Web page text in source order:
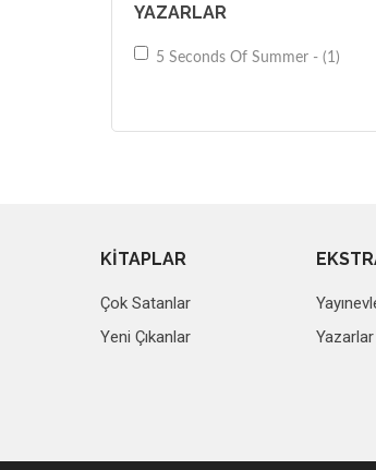
YAZARLAR
5 Seconds Of Summer - (1)
KİTAPLAR
Çok Satanlar
Yeni Çıkanlar
Yazarlar